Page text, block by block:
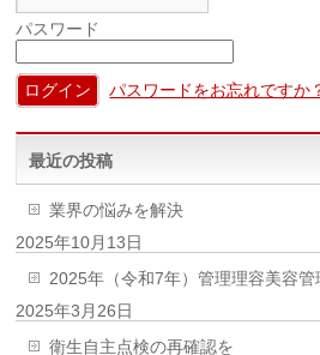
パスワード
パスワードをお忘れですか
最近の投稿
業界の悩みを解決
2025年10月13日
2025年（令和7年）管理理容美容管
2025年3月26日
衛生自主点検の再確認を